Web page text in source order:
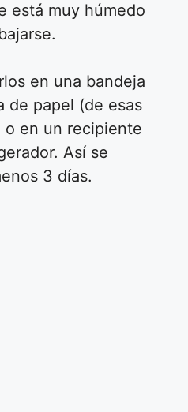
está muy húmedo
en una bandeja
de papel (de esas
o en un recipiente
Así se
3 días.